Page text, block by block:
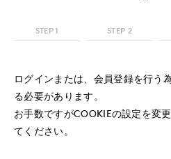
STEP 1 STEP 2
ログインまたは、会員登録を行う
る必要があります。
お手数ですがCOOKIEの設定を変
てください。